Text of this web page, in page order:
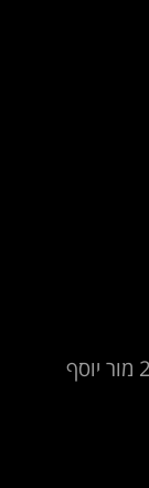
'תובענה ייצוגית'- ת"צ 24765-02-22 מור יוסף